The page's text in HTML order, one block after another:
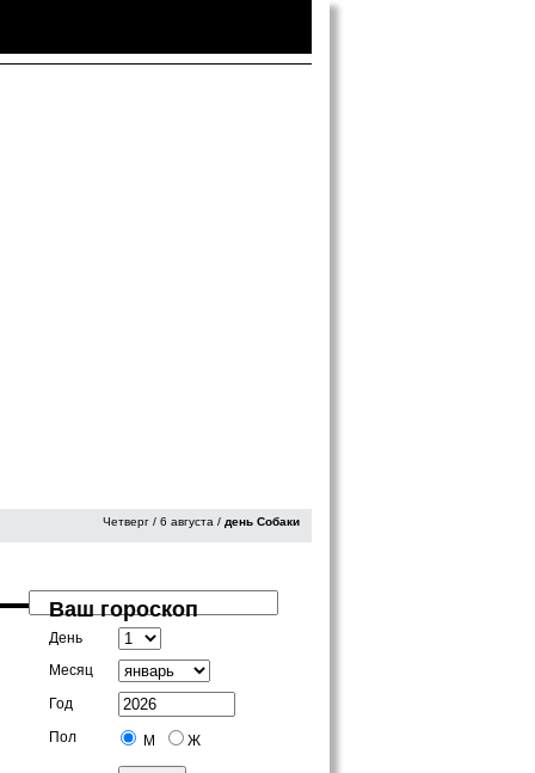
Четверг / 6 августа / день Собаки
Ваш гороскоп
День
Месяц
Год
Пол
М Ж